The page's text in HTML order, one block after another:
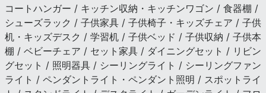
コートハンガー / キッチン収納・キッチンワゴン / 食器棚 /
シューズラック / 子供家具 / 子供椅子・キッズチェア / 子供
机・キッズデスク / 学習机 / 子供ベッド / 子供収納 / 子供本
棚 / ベビーチェア / セット家具 / ダイニングセット / リビン
グセット / 照明器具 / シーリングライト / シーリングファン
ライト / ペンダントライト・ペンダント照明 / スポットライ